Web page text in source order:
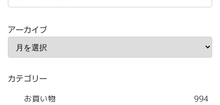
アーカイブ
カテゴリー
お買い物 994